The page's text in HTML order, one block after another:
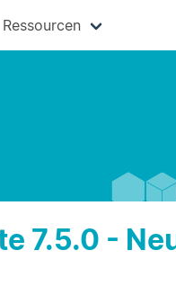
Ressourcen
7.5.0 -